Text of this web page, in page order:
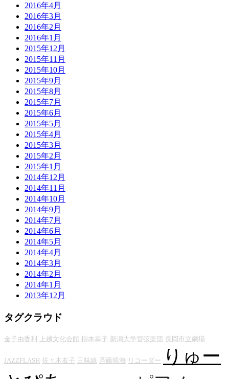
2016年4月
2016年3月
2016年2月
2016年1月
2015年12月
2015年11月
2015年10月
2015年9月
2015年8月
2015年7月
2015年6月
2015年5月
2015年4月
2015年3月
2015年2月
2015年1月
2014年12月
2014年11月
2014年10月
2014年9月
2014年7月
2014年6月
2014年5月
2014年4月
2014年3月
2014年2月
2014年1月
2013年12月
タグクラウド
金子由香利 上越文化会館 柳本幸子 新潟大学管弦楽団 長岡市立劇場
JAZZFLASH 佐々木友子 三味線 斉藤晴海 リコーダー
りゅー